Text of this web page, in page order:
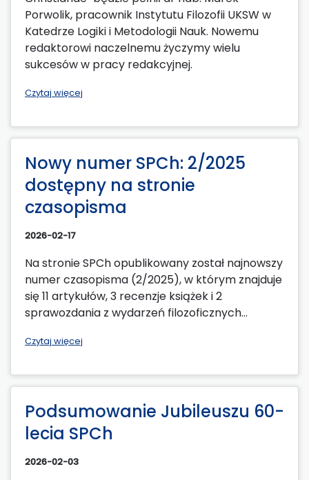
Porwolik, pracownik Instytutu Filozofii UKSW w
Katedrze Logiki i Metodologii Nauk. Nowemu
redaktorowi naczelnemu życzymy wielu
sukcesów w pracy redakcyjnej.
Czytaj więcej
Nowy numer SPCh: 2/2025
dostępny na stronie
czasopisma
2026-02-17
Na stronie SPCh opublikowany został najnowszy
numer czasopisma (2/2025), w którym znajduje
się 11 artykułów, 3 recenzje książek i 2
sprawozdania z wydarzeń filozoficznych...
Czytaj więcej
Podsumowanie Jubileuszu 60-
lecia SPCh
2026-02-03